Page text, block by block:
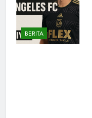
BERITA